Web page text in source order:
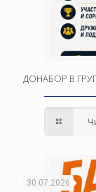
ДОНАБОР В
30.07.2026